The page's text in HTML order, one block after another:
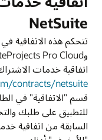
NetSuite
اتفاقية خدمات
contracts/netsuite/
قسم "الاتفاقية" في
للتطبيق على طلبك
السابقة من اتفاقية